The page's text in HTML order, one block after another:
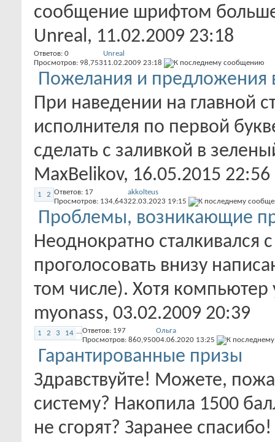
сообщение шрифтом
Unreal, 11.02.2009 23:18
Ответов: 0
Просмотров: 98,753
Unreal
11.02.2009 23:18
Пожелания и
При наведении на главной
исполнителя по первой
сделать с заливкой в
MaxBelikov, 16.05.2015 22:56
1 2 Ответов: 17
Просмотров: 134,643
akkolteus
22.03.2023 19:15
Проблемы, возникающие
Неоднократно сталкивался
проголосовать внизу
том числе). Хотя компьютер
myonass, 03.02.2009 20:39
1 2 3 ...
14 Ответов: 197
Просмотров: 860,950
Ольга
04.06.2020 13:25
Гарантированные призы
Здравствуйте! Можете,
систему? Накопила 1500
не сгорят? Заранее спасибо!